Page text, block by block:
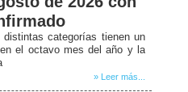
distintas categorías tienen un
el octavo mes del año y la
» Leer más...